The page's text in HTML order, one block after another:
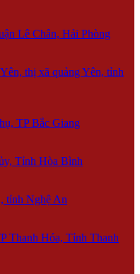
Lê Chân, Hải Phòng
thị xã quảng Yên, tỉnh
TP Bắc Giang
Tỉnh Hòa Bình
tỉnh Nghệ An
Thanh Hóa, Tỉnh Thanh